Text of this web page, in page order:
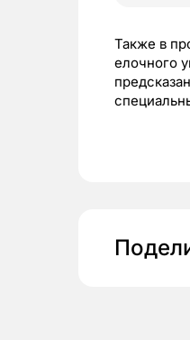
Также в
елочного